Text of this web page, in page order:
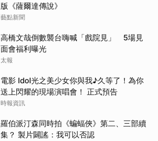
版《薩爾達傳說》
藝點新聞
高橋文哉倒數襲台嗨喊「戲院見」 5場見
面會福利曝光
太報
電影 Idol光之美少女你與我♪久等了！為你
送上閃耀的現場演唱會！ 正式預告
時報資訊
羅伯派汀森同時拍《蝙蝠俠》第二、三部續
集？ 製片闢謠：我可以否認